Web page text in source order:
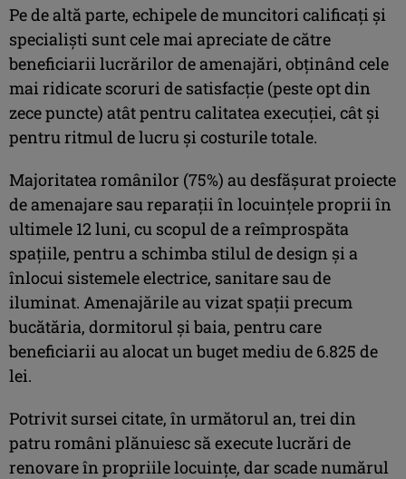
Pe de altă parte, echipele de muncitori calificaţi şi
specialişti sunt cele mai apreciate de către
beneficiarii lucrărilor de amenajări, obţinând cele
mai ridicate scoruri de satisfacţie (peste opt din
zece puncte) atât pentru calitatea execuţiei, cât şi
pentru ritmul de lucru şi costurile totale.
Majoritatea românilor (75%) au desfăşurat proiecte
de amenajare sau reparaţii în locuinţele proprii în
ultimele 12 luni, cu scopul de a reîmprospăta
spaţiile, pentru a schimba stilul de design şi a
înlocui sistemele electrice, sanitare sau de
iluminat. Amenajările au vizat spaţii precum
bucătăria, dormitorul şi baia, pentru care
beneficiarii au alocat un buget mediu de 6.825 de
lei.
Potrivit sursei citate, în următorul an, trei din
patru români plănuiesc să execute lucrări de
renovare în propriile locuinţe, dar scade numărul